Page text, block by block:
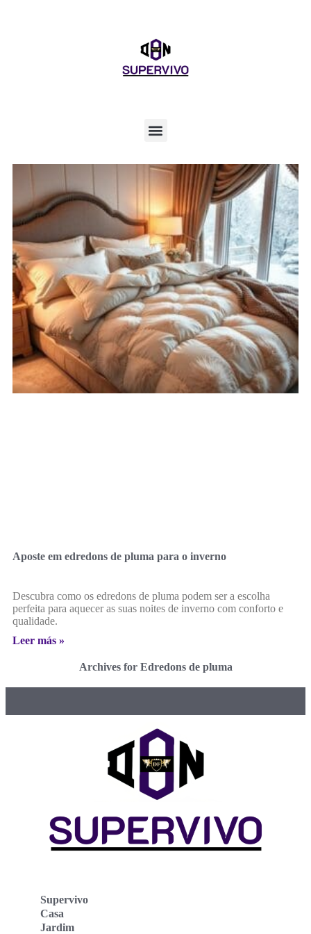
Aposte em edredons de pluma para o inverno
Descubra como os edredons de pluma podem ser a escolha
perfeita para aquecer as suas noites de inverno com conforto e
qualidade.
Leer más »
Archives for Edredons de pluma
Supervivo
Casa
Jardim